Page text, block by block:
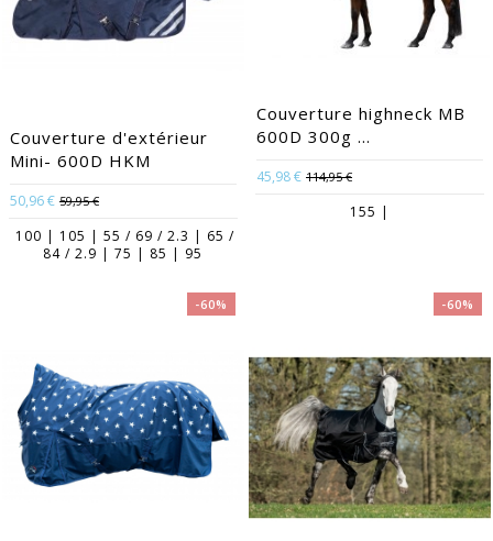
Couverture d'extérieur
Mini- 600D HKM
50,96 € 59,95 €
100 | 105 | 55 / 69 / 2.3 | 65 /
84 / 2.9 | 75 | 85 | 95
Couverture highneck MB
600D 300g ...
45,98 € 114,95 €
155 |
-60% -60%